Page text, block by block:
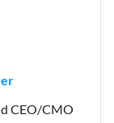
CEO/CMO